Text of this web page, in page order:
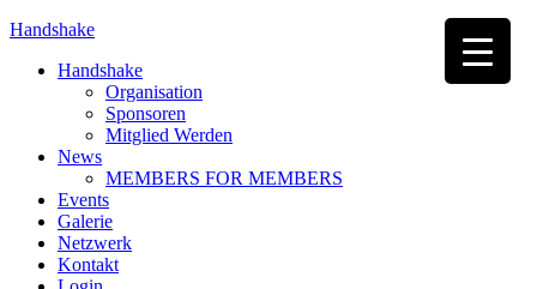
Handshake
Handshake
Organisation
Sponsoren
Mitglied Werden
News
MEMBERS FOR MEMBERS
Events
Galerie
Netzwerk
Kontakt